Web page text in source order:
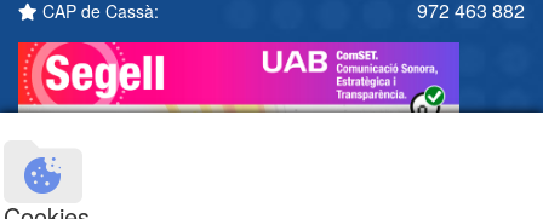
CAP de Cassà: 972 463 882